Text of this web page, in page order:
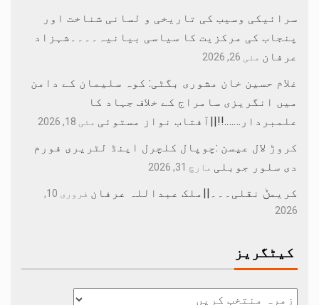
سرائیکی وسیب کی تاریخی و لسانی شناخت اور
پنجاب کی مرکزیت کا سیاسی بیانیہ۔۔۔۔شہزاد
عرفان مئی 26, 2026
غلام حسین خان مشوری بگٹی: کوہ سلیمان کے دامن
میں انگریزی سامراج کے خلاف جہاد کا
علمبردار…….!!||آفتاب نواز مستوئی مئی 18, 2026
کروڑ لال عیسن :چوپال کلچرل اینڈ لٹریری فورم
دی سلور جوبلی مارچ 31, 2026
کریمݨ نقلی۔۔۔||ملک عبداللہ عرفان
فروری 10,
2026
کیٹگریز